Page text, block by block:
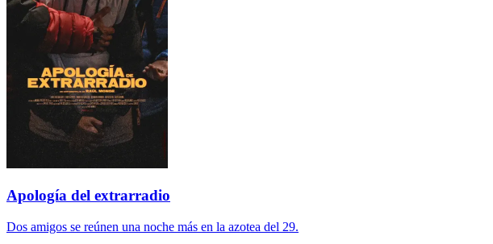
Apología del extrarradio
Dos amigos se reúnen una noche más en la azotea del 29.